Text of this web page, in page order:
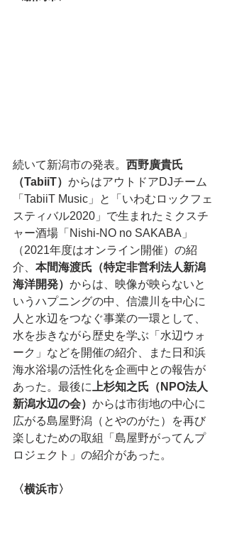
続いて新潟市の発表。 西野廣貴氏
（TabiiT） からはアウトドアDJチーム
「TabiiT Music」と「いわむロックフェ
スティバル2020」で生まれたミクスチ
ャー酒場「Nishi-NO no SAKABA」
（2021年度はオンライン開催）の紹
介、 本間海渡氏（特定非営利法人新潟
海洋開発） からは、映像が映らないと
いうハプニングの中、信濃川を中心に
人と水辺をつなぐ事業の一環として、
水を歩きながら歴史を学ぶ「水辺ウォ
ーク」などを開催の紹介、また日和浜
海水浴場の活性化を企画中との報告が
あった。最後に
上杉知之氏（NPO法人
新潟水辺の会） からは市街地の中心に
広がる島屋野潟（とやのがた）を再び
楽しむための取組「島屋野がってんプ
ロジェクト」の紹介があった。
〈横浜市〉